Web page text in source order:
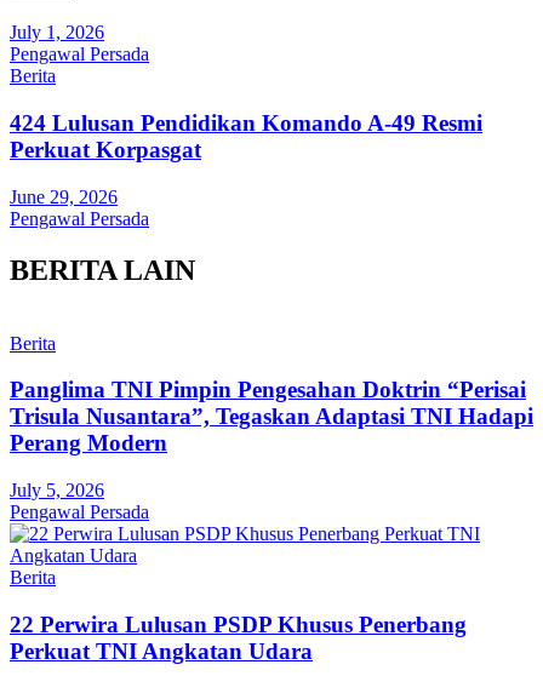
July 1, 2026
Pengawal Persada
Berita
424 Lulusan Pendidikan Komando A-49 Resmi
Perkuat Korpasgat
June 29, 2026
Pengawal Persada
BERITA LAIN
Berita
Panglima TNI Pimpin Pengesahan Doktrin “Perisai
Trisula Nusantara”, Tegaskan Adaptasi TNI Hadapi
Perang Modern
July 5, 2026
Pengawal Persada
Berita
22 Perwira Lulusan PSDP Khusus Penerbang
Perkuat TNI Angkatan Udara